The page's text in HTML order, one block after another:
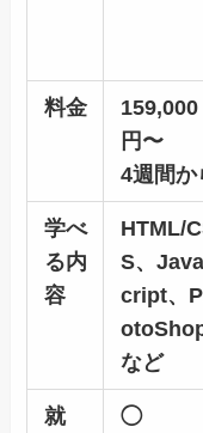
料金
159,000
円〜
4週間か
学べ
る内
容
HTML/
S、
cript、
など
就
◯